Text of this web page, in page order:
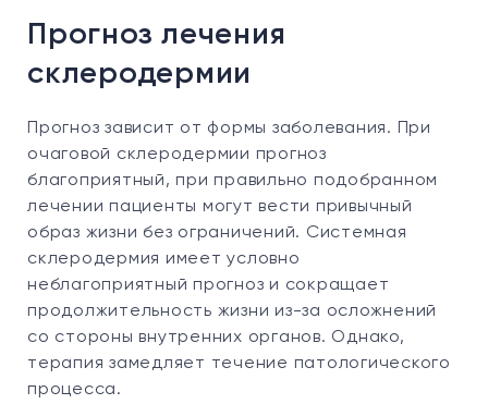
Прогноз лечения
склеродермии
Прогноз зависит от формы заболевания. При
очаговой склеродермии прогноз
благоприятный, при правильно подобранном
лечении пациенты могут вести привычный
образ жизни без ограничений. Системная
склеродермия имеет условно
неблагоприятный прогноз и сокращает
продолжительность жизни из-за осложнений
со стороны внутренних органов. Однако,
терапия замедляет течение патологического
процесса.